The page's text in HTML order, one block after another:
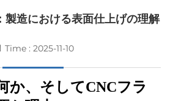
製造における表面仕上げの理解
Time : 2025-11-10
か、そしてCNCフラ